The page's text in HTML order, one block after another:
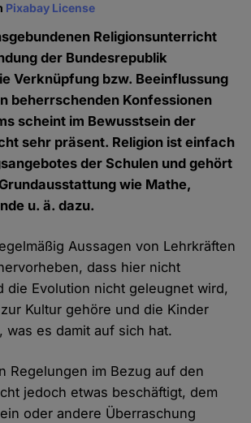
Pixabay License
Religionsunterricht
der Bundesrepublik
Verknüpfung bzw. Beeinflussung
beherrschenden Konfessionen
scheint im Bewusstsein der
sehr präsent. Religion ist einfach
der Schulen und gehört
wie Mathe,
u. ä. dazu.
Aussagen von Lehrkräften
dass hier nicht
die Evolution nicht geleugnet wird,
Kultur gehöre und die Kinder
was es damit auf sich hat.
Regelungen im Bezug auf den
jedoch etwas beschäftigt, dem
oder andere Überraschung